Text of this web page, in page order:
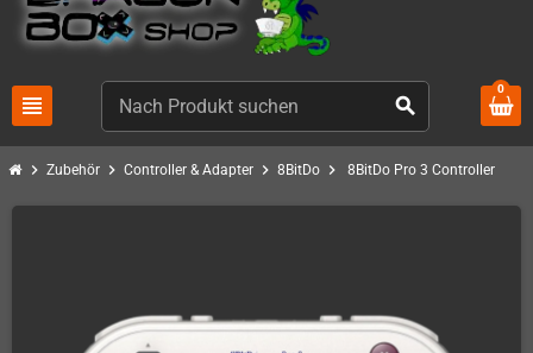
view_headline search
0
chevron_right Zubehör chevron_right Controller & Adapter chevron_right 8BitDo chevron_right 8BitDo Pro 3 Controller